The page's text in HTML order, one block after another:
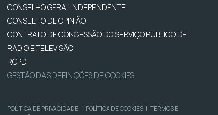
CONSELHO GERAL INDEPENDENTE
CONSELHO DE OPINIÃO
CONTRATO DE CONCESSÃO DO SERVIÇO PÚBLICO DE
RÁDIO E TELEVISÃO
RGPD
GESTÃO DAS DEFINIÇÕES DE COOKIES
POLÍTICA DE PRIVACIDADE | POLÍTICA DE COOKIES | TERMOS E